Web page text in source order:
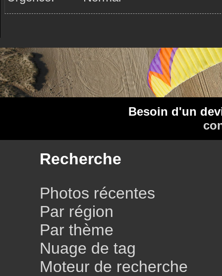
Besoin d'un
Recherche
Photos récentes
Par région
Par thème
Nuage de tag
Moteur de recherche